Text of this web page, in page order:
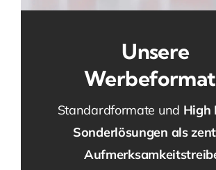
Unsere
Standardformate und High
Sonderlösungen als